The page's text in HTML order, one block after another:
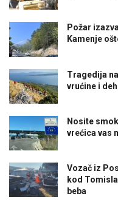
Požar
Kamenje
Tragedija
vrućine i
Nosite
vrećica vas
Vozač iz
kod
beba